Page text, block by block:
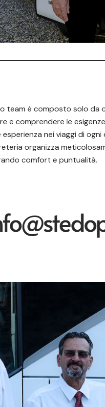
team è composto solo
e comprendere le
nei viaggi di
organizza
comfort e puntualità.